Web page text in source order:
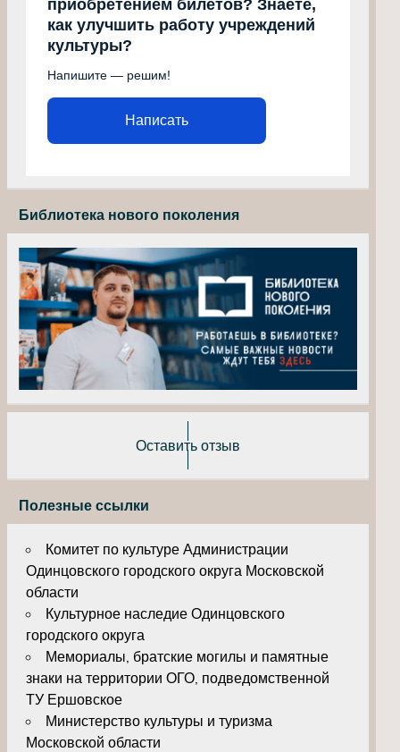
приобретением билетов? Знаете,
как улучшить работу учреждений
культуры?
Напишите — решим!
Написать
Библиотека нового поколения
Оставить отзыв
Полезные ссылки
Комитет по культуре Администрации
Одинцовского городского округа Московской
области
Культурное наследие Одинцовского
городского округа
Мемориалы, братские могилы и памятные
знаки на территории ОГО, подведомственной
ТУ Ершовское
Министерство культуры и туризма
Московской области